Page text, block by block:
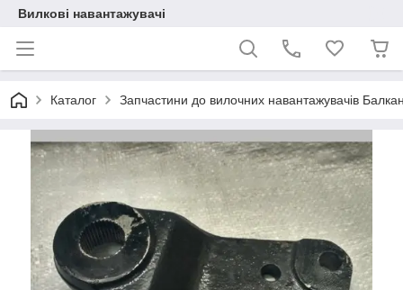
Вилкові навантажувачі
Каталог Запчастини до вилочних навантажувачів